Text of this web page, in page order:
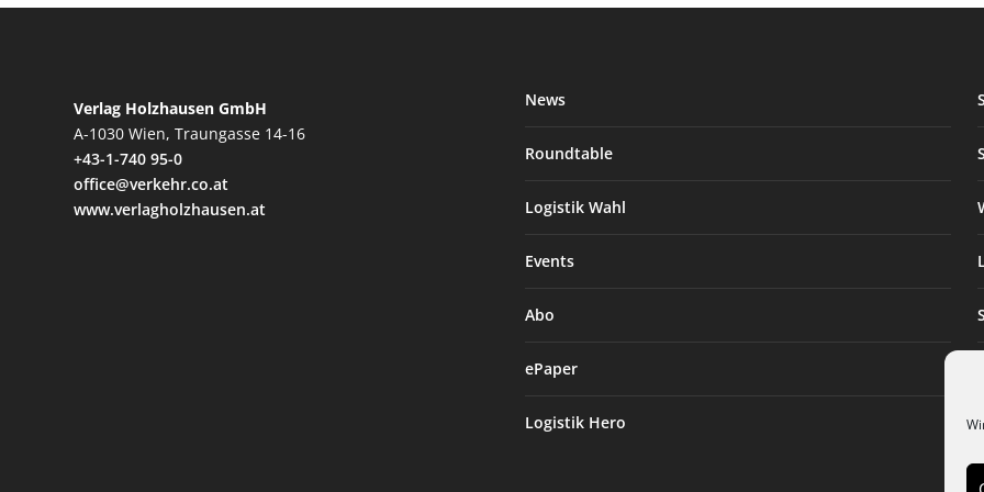
Verlag Holzhausen GmbH
A-1030 Wien, Traungasse 14-16
+43-1-740 95-0
office@verkehr.co.at
www.verlagholzhausen.at
News
Roundtable
Logistik Wahl
Events
Abo
ePaper
Logistik Hero